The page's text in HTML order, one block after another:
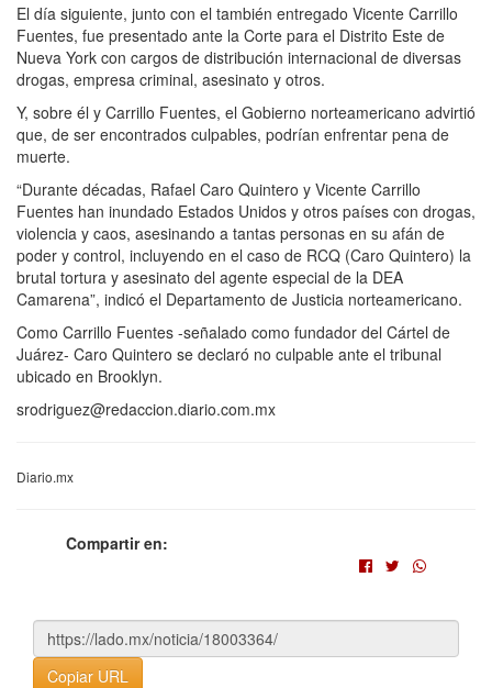
El día siguiente, junto con el también entregado Vicente Carrillo
Fuentes, fue presentado ante la Corte para el Distrito Este de
Nueva York con cargos de distribución internacional de diversas
drogas, empresa criminal, asesinato y otros.
Y, sobre él y Carrillo Fuentes, el Gobierno norteamericano advirtió
que, de ser encontrados culpables, podrían enfrentar pena de
muerte.
“Durante décadas, Rafael Caro Quintero y Vicente Carrillo
Fuentes han inundado Estados Unidos y otros países con drogas,
violencia y caos, asesinando a tantas personas en su afán de
poder y control, incluyendo en el caso de RCQ (Caro Quintero) la
brutal tortura y asesinato del agente especial de la DEA
Camarena”, indicó el Departamento de Justicia norteamericano.
Como Carrillo Fuentes -señalado como fundador del Cártel de
Juárez- Caro Quintero se declaró no culpable ante el tribunal
ubicado en Brooklyn.
srodriguez@redaccion.diario.com.mx
Diario.mx
Compartir en:
Copiar URL